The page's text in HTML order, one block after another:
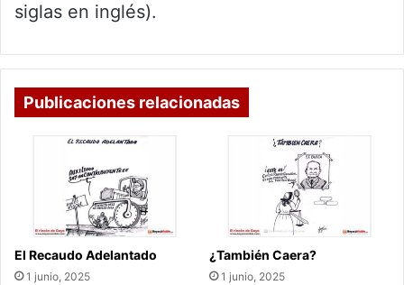
siglas en inglés).
Publicaciones relacionadas
El Recaudo Adelantado
1 junio, 2025
¿También Caera?
1 junio, 2025